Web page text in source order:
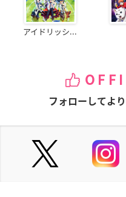
アイドリッシ...
フォローしてよ